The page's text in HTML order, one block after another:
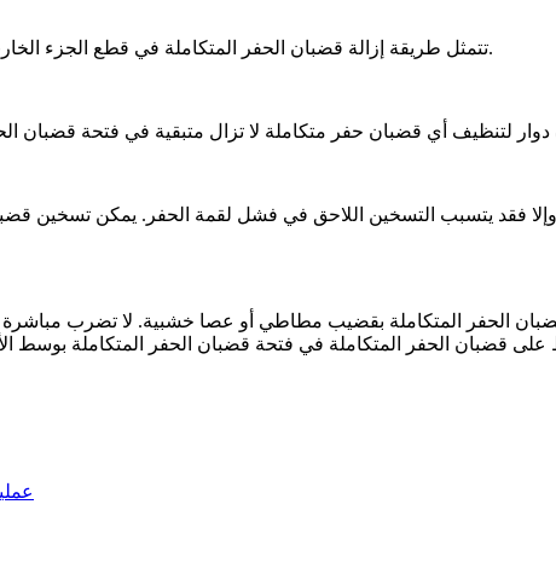
تتمثل طريقة إزالة قضبان الحفر المتكاملة في قطع الجزء الخارجي من السيقان أولاً ، ثم استخدام مفك البراغي لإخراج الجزء المتبقي.
فقد يتسبب التسخين اللاحق في فشل لقمة الحفر. يمكن تسخين
الحفر المتكاملة بقضيب مطاطي أو عصا خشبية. لا تضرب مباشرة